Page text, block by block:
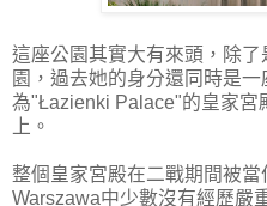
這座公園其實大有來頭，除
園，過去她的身分還同時是
為"Łazienki Palace"的皇家宮
上。
整個皇家宮殿在二戰期間被
Warszawa中少數沒有經歷嚴